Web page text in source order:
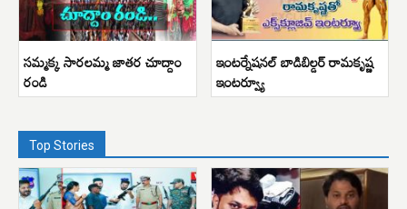
సమ్మక్క సారలమ్మ జాతర చూద్దాం
రండి
ఇంటర్నేషనల్ బాడిబిల్డర్ రామకృష్ణ
ఇంటర్వ్యూ
Top Stories